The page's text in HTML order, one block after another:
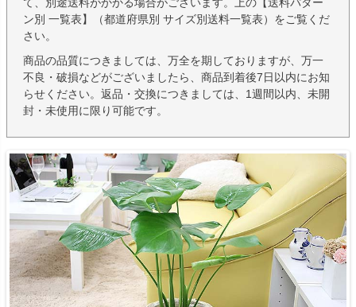
ン別 一覧表】（都道府県別 サイズ別送料一覧表）をご覧くだ
さい。
商品の品質につきましては、万全を期しておりますが、万一
不良・破損などがございましたら、商品到着後7日以内にお知
らせください。返品・交換につきましては、1週間以内、未開
封・未使用に限り可能です。